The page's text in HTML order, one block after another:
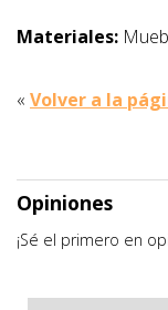
Materiales:
« Volver a la
Opiniones
¡Sé el primero en